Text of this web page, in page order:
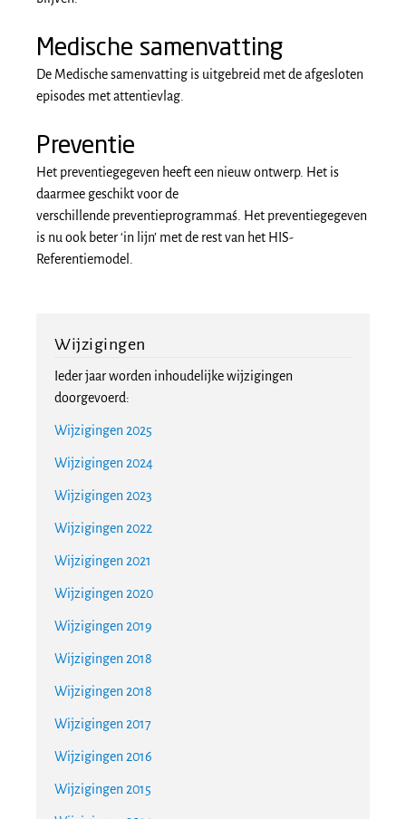
Medische samenvatting
De Medische samenvatting is uitgebreid met de afgesloten
episodes met attentievlag.
Preventie
Het preventiegegeven heeft een nieuw ontwerp. Het is
daarmee geschikt voor de
verschillende preventieprogramma´s. Het preventiegegeven
is nu ook beter ‘in lijn’ met de rest van het HIS-
Referentiemodel.
Wijzigingen
Ieder jaar worden inhoudelijke wijzigingen
doorgevoerd:
Wijzigingen 2025
Wijzigingen 2024
Wijzigingen 2023
Wijzigingen 2022
Wijzigingen 2021
Wijzigingen 2020
Wijzigingen 2019
Wijzigingen 2018
Wijzigingen 2018
Wijzigingen 2017
Wijzigingen 2016
Wijzigingen 2015